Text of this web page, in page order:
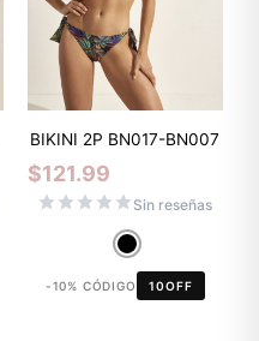
BIKINI 2P BN017-BN007
$121.99
Sin reseñas
-10% CÓDIGO 10OFF